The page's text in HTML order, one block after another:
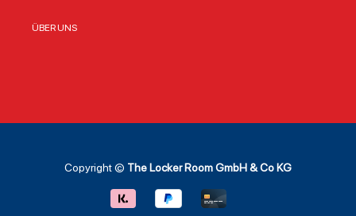
ÜBER UNS
Copyright © The Locker Room GmbH & Co KG